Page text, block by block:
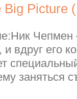
Picture
Чепмен
вдруг его
заняться